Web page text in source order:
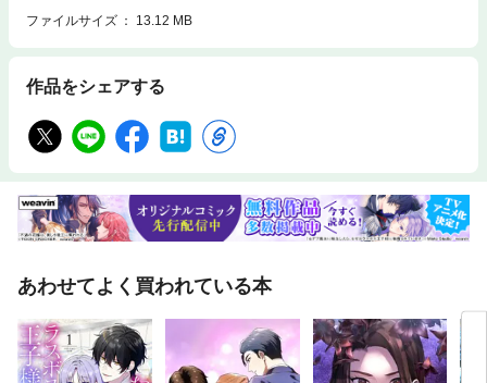
ファイルサイズ
13.12 MB
作品をシェアする
あわせてよく買われている本